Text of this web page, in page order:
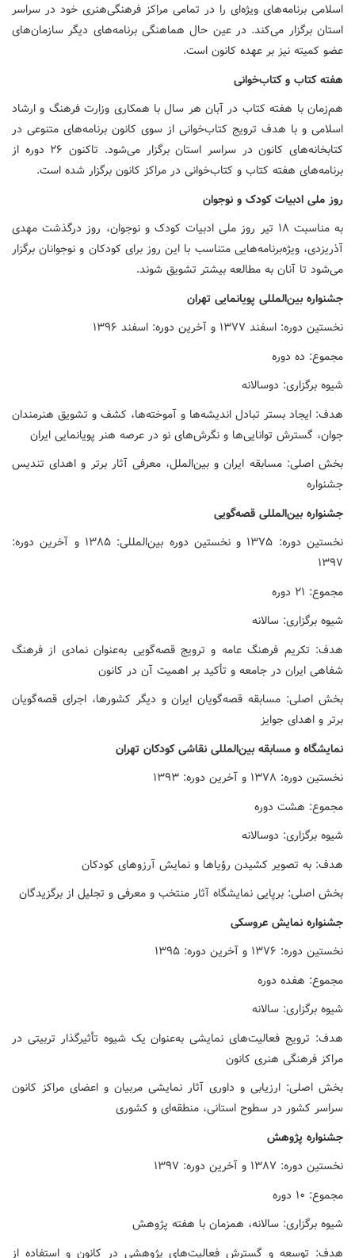
اسلامی برنامه‌های ویژه‌ای را در تمامی مراکز فرهنگی‌هنری خود در سراسر
استان برگزار می‌کند. در عین حال هماهنگی برنامه‌های دیگر سازمان‌های
عضو کمیته نیز بر عهده کانون است.
هفته کتاب و کتاب‌خوانی
هم‌زمان با هفته کتاب در آبان هر سال با همکاری وزارت فرهنگ و ارشاد
اسلامی و با هدف ترویج کتاب‌خوانی از سوی کانون برنامه‌های متنوعی در
کتابخانه‌های کانون در سراسر استان برگزار می‌شود. تاکنون ۲۶ دوره از
برنامه‌های هفته کتاب و کتاب‌خوانی در مراکز کانون برگزار شده است.
روز ملی ادبیات کودک و نوجوان
به مناسبت ۱۸ تیر روز ملی ادبیات کودک و نوجوان، روز درگذشت مهدی
آذریزدی، ویژه‌برنامه‌هایی متناسب با این روز برای کودکان و نوجوانان برگزار
می‌شود تا آنان به مطالعه بیشتر تشویق شوند.
جشنواره بین‌المللی پویانمایی تهران
نخستین دوره: اسفند ١٣٧۷ و آخرین دوره: اسفند ۱۳۹۶
مجموع: ده دوره
شیوه برگزاری: دوسالانه
هدف: ایجاد بستر تبادل اندیشه‌ها و آموخته‌ها، کشف و تشویق هنرمندان
جوان، گسترش توانایی‌ها و نگرش‌های نو در عرصه هنر پویانمایی ایران
بخش اصلی: مسابقه ایران و بین‌الملل، معرفی آثار برتر و اهدای تندیس
جشنواره
جشنواره بین‌المللی قصه‌گویی
نخستین دوره: ۱۳۷۵ و نخستین دوره بین‌المللی: ۱۳۸۵ و آخرین دوره:
۱۳۹۷
مجموع: ۲۱ دوره
شیوه برگزاری: سالانه
هدف: تکریم فرهنگ عامه و ترویج قصه‌گویی به‌عنوان نمادی از فرهنگ
شفاهی ایران در جامعه و تأکید بر اهمیت آن در کانون
بخش اصلی: مسابقه قصه‌گویان ایران و دیگر کشورها، اجرای قصه‌گویان
برتر و اهدای جوایز
نمایشگاه و مسابقه بین‌المللی نقاشی کودکان تهران
نخستین دوره: ۱۳۷۸ و آخرین دوره: ۱۳۹۳
مجموع: هشت دوره
شیوه برگزاری: دوسالانه
هدف: به تصویر کشیدن رؤیاها و نمایش آرزوهای کودکان
بخش اصلی: برپایی نمایشگاه آثار منتخب و معرفی و تجلیل از برگزیدگان
جشنواره نمایش عروسکی
نخستین دوره: ۱۳۷۶ و آخرین دوره: ۱۳۹۵
مجموع: هفده دوره
شیوه برگزاری: سالانه
هدف: ترویج فعالیت‌های نمایشی به‌عنوان یک شیوه تأثیرگذار تربیتی در
مراکز فرهنگی هنری کانون
بخش اصلی: ارزیابی و داوری آثار نمایشی مربیان و اعضای مراکز کانون
سراسر کشور در سطوح استانی، منطقه‌ای و کشوری
جشنواره پژوهش
نخستین دوره: ۱۳۸۷ و آخرین دوره: ۱۳۹۷
مجموع: ۱۰ دوره
شیوه برگزاری: سالانه، همزمان با هفته پژوهش
هدف: توسعه و گسترش فعالیت‌های پژوهشی در کانون و استفاده از